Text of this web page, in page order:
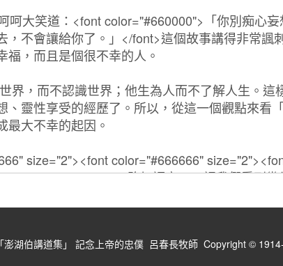
「澎湖伯講道集」 記念上帝的忠僕 呂春長牧師 Copyright ©